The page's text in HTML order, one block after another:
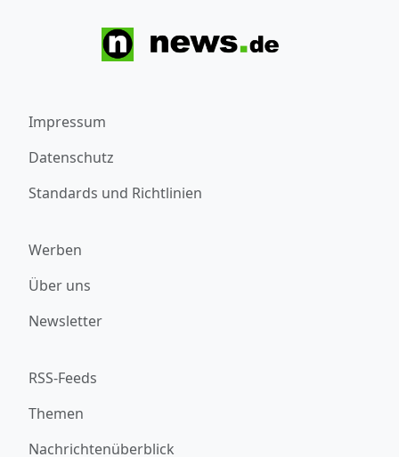
Impressum
Datenschutz
Standards und Richtlinien
Werben
Über uns
Newsletter
RSS-Feeds
Themen
Nachrichtenüberblick